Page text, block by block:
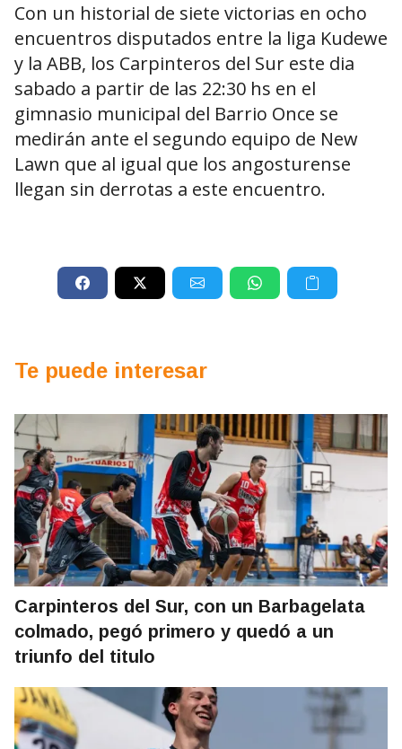
Con un historial de siete victorias en ocho
encuentros disputados entre la liga Kudewe
y la ABB, los Carpinteros del Sur este dia
sabado a partir de las 22:30 hs en el
gimnasio municipal del Barrio Once se
medirán ante el segundo equipo de New
Lawn que al igual que los angosturense
llegan sin derrotas a este encuentro.
Te puede interesar
Carpinteros del Sur, con un Barbagelata
colmado, pegó primero y quedó a un
triunfo del titulo